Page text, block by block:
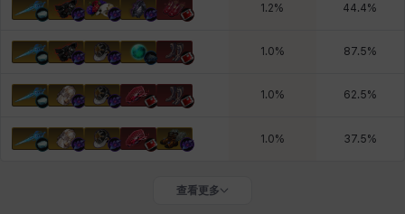
1.2% 44.4%
1.0% 87.5%
1.0% 62.5%
1.0% 37.5%
查看更多